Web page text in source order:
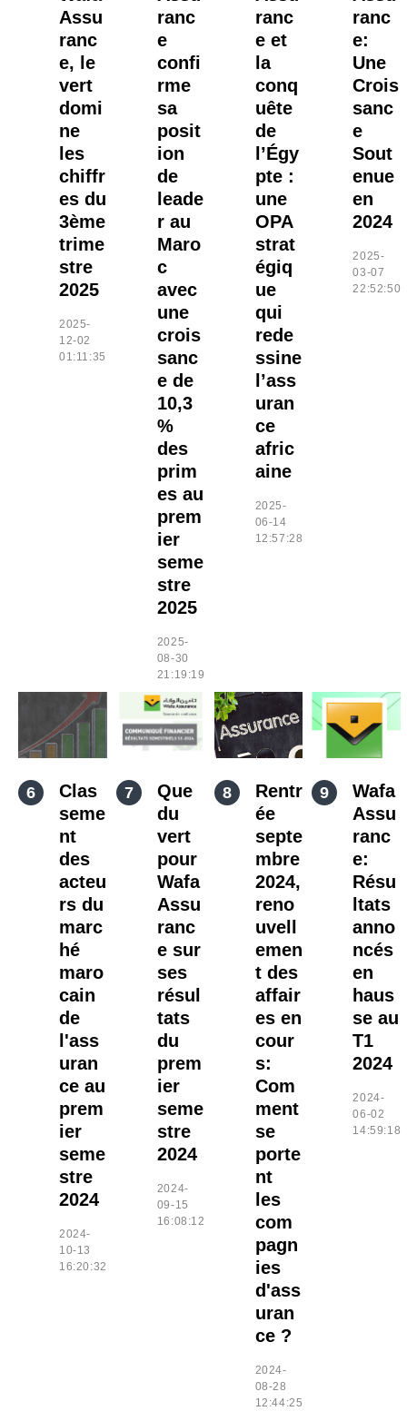
Assu
ranc
e, le
vert
domi
ne
les
chiffr
es du
3ème
trime
stre
2025
2025-
12-02
01:11:35
ranc
e
confi
rme
sa
posit
ion
de
leade
r au
Maro
c
avec
une
crois
sanc
e de
10,3
%
des
prim
es au
prem
ier
seme
stre
2025
2025-
08-30
21:19:19
ranc
e et
la
conq
uête
de
l’Égy
pte :
une
OPA
strat
égiq
ue
qui
rede
ssine
l’ass
uran
ce
afric
aine
2025-
06-14
12:57:28
ranc
e:
Une
Crois
sanc
e
Sout
enue
en
2024
2025-
03-07
22:52:50
Clas
seme
nt
des
acteu
rs du
marc
hé
maro
cain
de
l'ass
uran
ce au
prem
ier
seme
stre
2024
2024-
10-13
16:20:32
Que
du
vert
pour
Wafa
Assu
ranc
e sur
ses
résul
tats
du
prem
ier
seme
stre
2024
2024-
09-15
16:08:12
Rentr
ée
septe
mbre
2024,
reno
uvell
emen
t des
affair
es en
cour
s:
Com
ment
se
porte
nt
les
com
pagn
ies
d'ass
uran
ce ?
2024-
08-28
12:44:25
Wafa
Assu
ranc
e:
Résu
ltats
anno
ncés
en
haus
se au
T1
2024
2024-
06-02
14:59:18